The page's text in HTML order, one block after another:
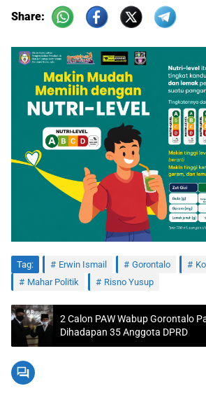
Share:
Tag: Erwin Ismail Gorontalo
Mahar Politik
Risno Yusup
2 Calon PAW Wabup Gorontalo
Dihadapan 35 Anggota DPRD